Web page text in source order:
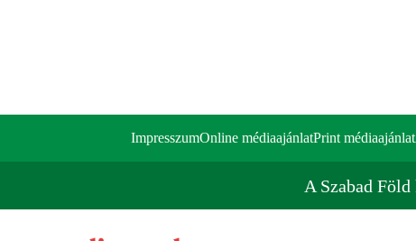
ImpresszumOnline médiaajánlatPrint médiaajánlat
A Szabad